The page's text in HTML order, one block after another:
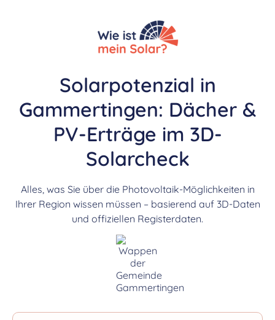
Solarpotenzial in
Gammertingen: Dächer &
PV-Erträge im 3D-
Solarcheck
Alles, was Sie über die Photovoltaik-Möglichkeiten in
Ihrer Region wissen müssen – basierend auf 3D-Daten
und offiziellen Registerdaten.